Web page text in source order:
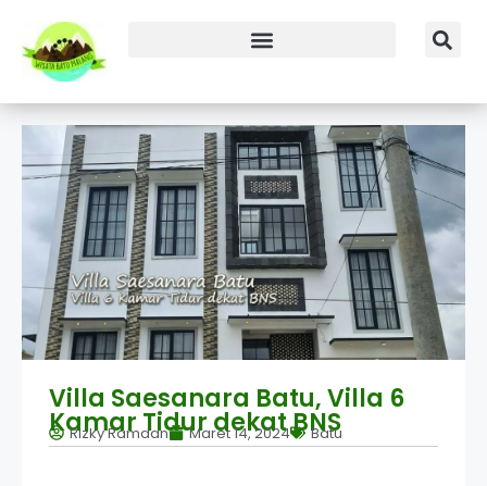
Villa Saesanara Batu, Villa 6
Kamar Tidur dekat BNS
Rizky Ramdan Maret 14, 2024 Batu